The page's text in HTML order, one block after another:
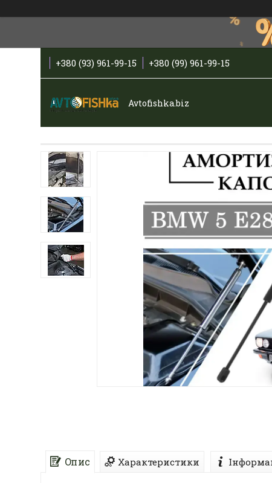
+380 (93) 961-99-15 +380 (99) 961-99-15
Avtofishka.biz
Опис Характеристики